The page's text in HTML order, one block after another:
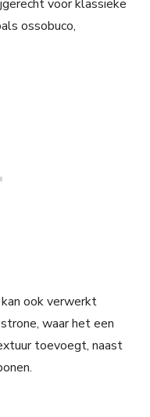
voor klassieke
ossobuco,
ook verwerkt
waar het een
toevoegt, naast